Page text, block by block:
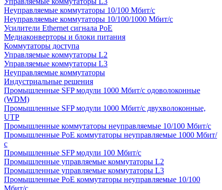
Неуправляемые коммутаторы 10/100 Мбит/с
Неуправляемые коммутаторы 10/100/1000 Мбит/с
Усилители Ethernet сигнала PoE
Медиаконверторы и блоки питания
Коммутаторы доступа
Управляемые коммутаторы L2
Управляемые коммутаторы L3
Неуправляемые коммутаторы
Индустриальные решения
Промышленные SFP модули 1000 Мбит/c одоволоконные
(WDM)
Промышленные SFP модули 1000 Мбит/c двухволоконные,
UTP
Промышленные коммутаторы неуправляемые 10/100 Мбит/с
Промышленные PoE коммутаторы неуправляемые 1000 Мбит/
с
Промышленные SFP модули 100 Мбит/c
Промышленные управляемые коммутаторы L2
Промышленные управляемые коммутаторы L3
Промышленные PoE коммутаторы неуправляемые 10/100
Мбит/с